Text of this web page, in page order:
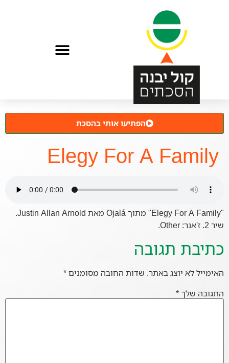
הפתיעו אותי בהסכת
Elegy For A Family
"Elegy For A Family" מתוך Ojalá מאת Justin Allan Arnold.
שיר 2. ז'אנר: Other.
כתיבת תגובה
האימייל לא יוצג באתר. שדות החובה מסומנים*
התגובה שלך*